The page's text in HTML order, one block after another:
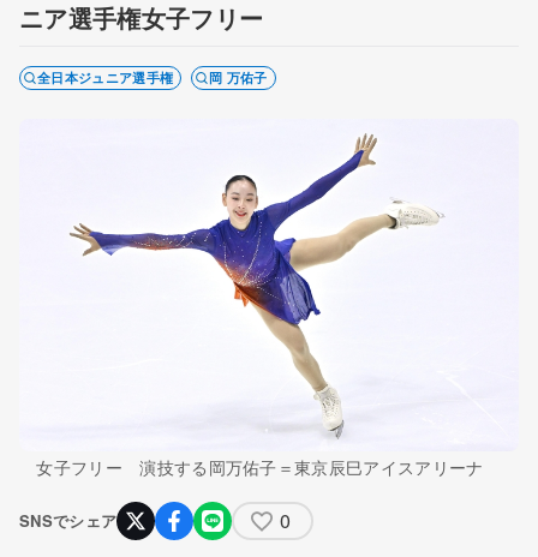
ニア選手権女子フリー
全日本ジュニア選手権 岡 万佑子
女子フリー 演技する岡万佑子＝東京辰巳アイスアリーナ
SNSでシェア 0